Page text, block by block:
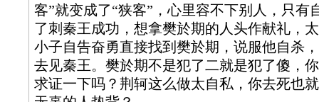
客”就变成了“狭客”，心里容不下别人，只有
了刺秦王成功，想拿樊於期的人头作献礼，
小子自告奋勇直接找到樊於期，说服他自杀
去见秦王。樊於期不是犯了二就是犯了傻，
求证一下吗？荆轲这么做太自私，你去死也